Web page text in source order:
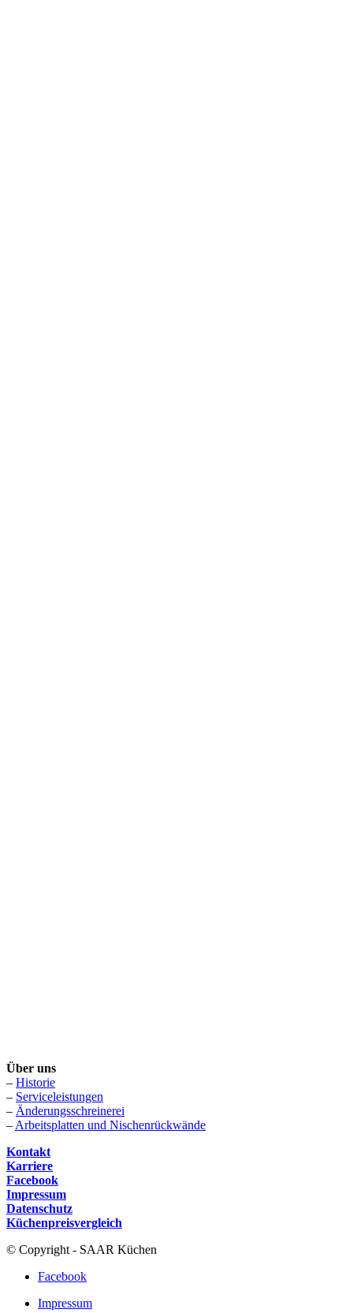
Über uns
– Historie
– Serviceleistungen
– Änderungsschreinerei
–Arbeitsplatten und Nischenrückwände
Kontakt
Karriere
Facebook
Impressum
Datenschutz
Küchenpreisvergleich
© Copyright - SAAR Küchen
Facebook
Impressum